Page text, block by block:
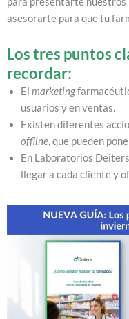
asesorarte para que tu
Los tres puntos
recordar:
El marketing
usuarios y en ventas.
Existen diferentes
offline, que pueden
En Laboratorios
llegar a cada cliente y